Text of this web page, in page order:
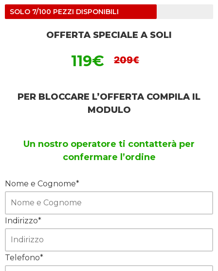
SOLO 7/100 PEZZI DISPONIBILI
OFFERTA SPECIALE A SOLI
119€ 209€
PER BLOCCARE L’OFFERTA COMPILA IL
MODULO
Un nostro operatore ti contatterà per
confermare l’ordine
Nome e Cognome*
Indirizzo*
Telefono*